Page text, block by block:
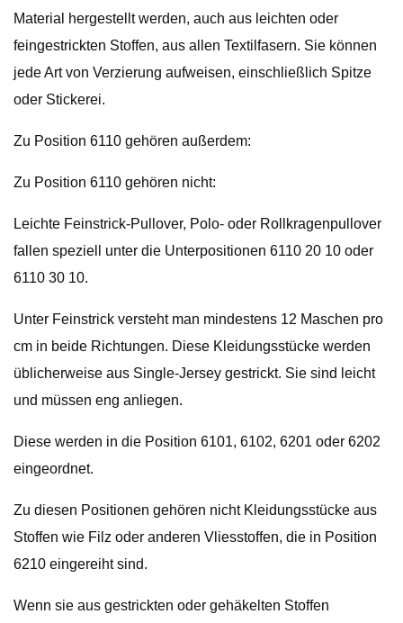
Material hergestellt werden, auch aus leichten oder
feingestrickten Stoffen, aus allen Textilfasern. Sie können
jede Art von Verzierung aufweisen, einschließlich Spitze
oder Stickerei.
Zu Position 6110 gehören außerdem:
Zu Position 6110 gehören nicht:
Leichte Feinstrick-Pullover, Polo- oder Rollkragenpullover
fallen speziell unter die Unterpositionen 6110 20 10 oder
6110 30 10.
Unter Feinstrick versteht man mindestens 12 Maschen pro
cm in beide Richtungen. Diese Kleidungsstücke werden
üblicherweise aus Single-Jersey gestrickt. Sie sind leicht
und müssen eng anliegen.
Diese werden in die Position 6101, 6102, 6201 oder 6202
eingeordnet.
Zu diesen Positionen gehören nicht Kleidungsstücke aus
Stoffen wie Filz oder anderen Vliesstoffen, die in Position
6210 eingereiht sind.
Wenn sie aus gestrickten oder gehäkelten Stoffen